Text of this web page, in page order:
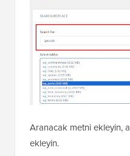
Aranacak metni ekleyin,
ekleyin.